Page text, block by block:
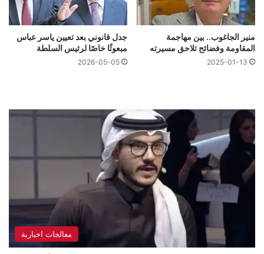
منير الجاغوب.. بين مهاجمة
المقاومة وفضائح تلاحق مسيرته
2025-01-13
جدل قانوني بعد تعيين ياسر عباس
مبعوثًا خاصًا لرئيس السلطة
2026-05-05
معالجات اخبارية